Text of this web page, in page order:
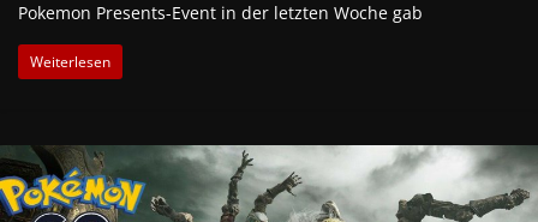
Pokemon Presents-Event in der letzten Woche gab
Weiterlesen